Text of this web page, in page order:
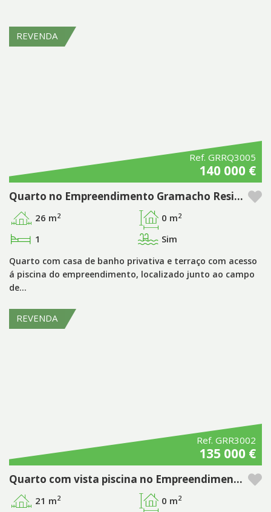
REVENDA
Ref. GRRQ3005
140 000 €
Quarto no Empreendimento Gramacho Residences, Ferragudo - Algarve
26 m2 0 m2
1 Sim
Quarto com casa de banho privativa e terraço com acesso
á piscina do empreendimento, localizado junto ao campo
de…
REVENDA
Ref. GRR3002
135 000 €
Quarto com vista piscina no Empreendimento Gramacho Residences, Ferragudo - Algarve
21 m2 0 m2